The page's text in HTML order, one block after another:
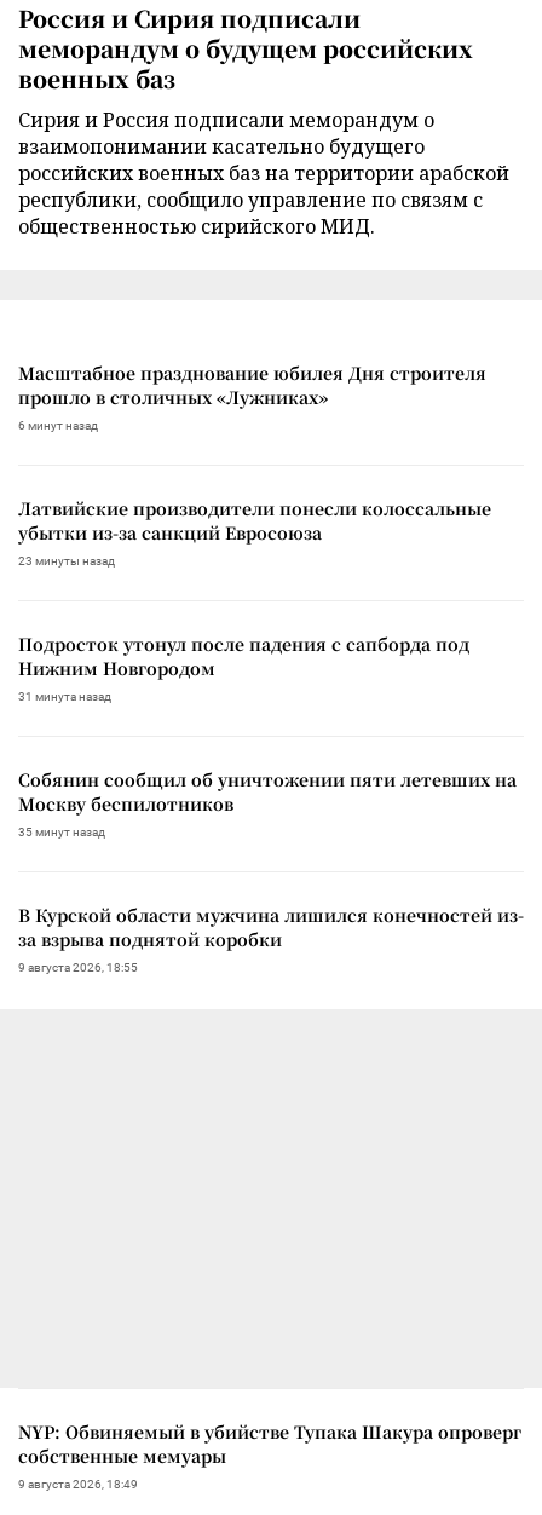
Россия и Сирия подписали
меморандум о будущем российских
военных баз
Сирия и Россия подписали меморандум о
взаимопонимании касательно будущего
российских военных баз на территории арабской
республики, сообщило управление по связям с
общественностью сирийского МИД.
Масштабное празднование юбилея Дня строителя
прошло в столичных «Лужниках»
6 минут назад
Латвийские производители понесли колоссальные
убытки из-за санкций Евросоюза
23 минуты назад
Подросток утонул после падения с сапборда под
Нижним Новгородом
31 минута назад
Собянин сообщил об уничтожении пяти летевших на
Москву беспилотников
35 минут назад
В Курской области мужчина лишился конечностей из-
за взрыва поднятой коробки
9 августа 2026, 18:55
NYP: Обвиняемый в убийстве Тупака Шакура опроверг
собственные мемуары
9 августа 2026, 18:49